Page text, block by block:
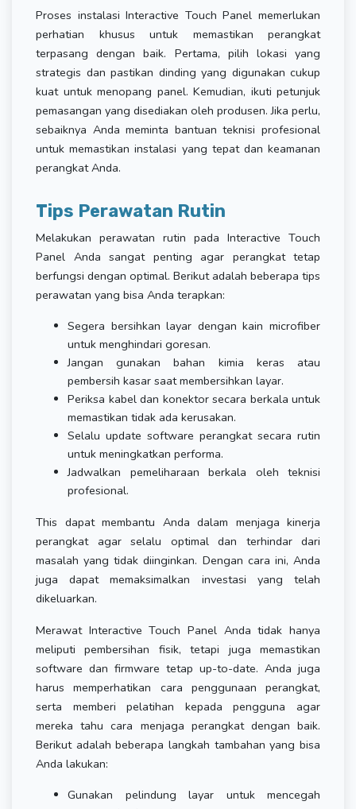
Proses instalasi Interactive Touch Panel memerlukan
perhatian khusus untuk memastikan perangkat
terpasang dengan baik. Pertama, pilih lokasi yang
strategis dan pastikan dinding yang digunakan cukup
kuat untuk menopang panel. Kemudian, ikuti petunjuk
pemasangan yang disediakan oleh produsen. Jika perlu,
sebaiknya Anda meminta bantuan teknisi profesional
untuk memastikan instalasi yang tepat dan keamanan
perangkat Anda.
Tips Perawatan Rutin
Melakukan perawatan rutin pada Interactive Touch
Panel Anda sangat penting agar perangkat tetap
berfungsi dengan optimal. Berikut adalah beberapa tips
perawatan yang bisa Anda terapkan:
Segera bersihkan layar dengan kain microfiber
untuk menghindari goresan.
Jangan gunakan bahan kimia keras atau
pembersih kasar saat membersihkan layar.
Periksa kabel dan konektor secara berkala untuk
memastikan tidak ada kerusakan.
Selalu update software perangkat secara rutin
untuk meningkatkan performa.
Jadwalkan pemeliharaan berkala oleh teknisi
profesional.
This dapat membantu Anda dalam menjaga kinerja
perangkat agar selalu optimal dan terhindar dari
masalah yang tidak diinginkan. Dengan cara ini, Anda
juga dapat memaksimalkan investasi yang telah
dikeluarkan.
Merawat Interactive Touch Panel Anda tidak hanya
meliputi pembersihan fisik, tetapi juga memastikan
software dan firmware tetap up-to-date. Anda juga
harus memperhatikan cara penggunaan perangkat,
serta memberi pelatihan kepada pengguna agar
mereka tahu cara menjaga perangkat dengan baik.
Berikut adalah beberapa langkah tambahan yang bisa
Anda lakukan:
Gunakan pelindung layar untuk mencegah